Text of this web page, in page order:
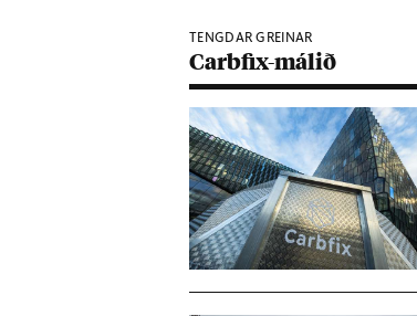
TENGDAR GREINAR
Carbfix-málið